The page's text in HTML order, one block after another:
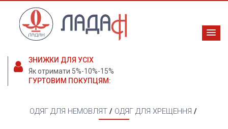
ЗНИЖКИ ДЛЯ УСІХ
Як отримати 5%-10%-15%
ГУРТОВИМ ПОКУПЦЯМ:
ОДЯГ ДЛЯ НЕМОВЛЯТ/ ОДЯГ ДЛЯ ХРЕЩЕННЯ /